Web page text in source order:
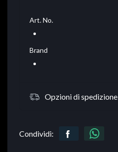
Art. No.
Brand
Opzioni di spedizione
Condividi: